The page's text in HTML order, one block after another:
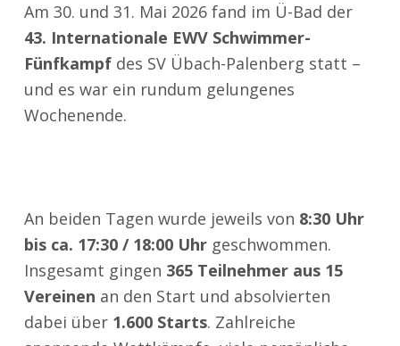
Am 30. und 31. Mai 2026 fand im Ü-Bad der
43. Internationale EWV Schwimmer-
Fünfkampfdes SV Übach-Palenberg statt –
und es war ein rundum gelungenes
Wochenende.
An beiden Tagen wurde jeweils von 8:30 Uhr
bis ca. 17:30 / 18:00 Uhrgeschwommen.
Insgesamt gingen 365 Teilnehmer aus 15
Vereinen an den Start und absolvierten
dabei über 1.600 Starts. Zahlreiche